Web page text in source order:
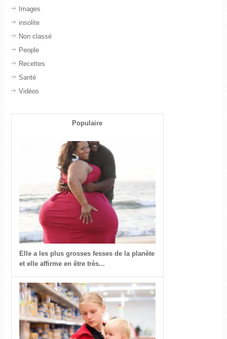
Images
insolite
Non classé
People
Recettes
Santé
Vidéos
Populaire
Elle a les plus grosses fesses de la planète
et elle affirme en être très...